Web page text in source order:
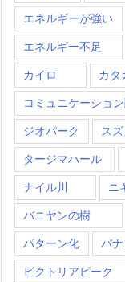
エネルギーが強い
エネルギー不足
カイロ カタ
コミュニケーショ
ジオパーク ス
タージマハール
ナイル川 ニ
バニヤンの樹
パターン化 パ
ビクトリアピーク